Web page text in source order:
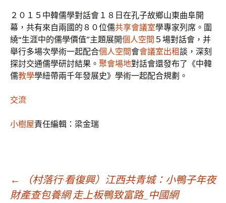
２０１５中韓儒學對話會１８日在孔子故鄉山東曲阜開
幕，共有來自兩國的８０位儒共享會議室學專家列席。圍
繞“生涯中的儒學價值”主題展開個人空間 ５場對話會，并
舉行多場次學術一起配合個人空間會會議室出租談，深刻
探討交通儒學研討結果。 聚會場地對話會還發布了《中韓
儒教學學紐帶兩千年發展史》學術一起配合規劃。
交流
小樹屋責任編輯：梁金瑞
文
←
（村落行·看復興）江西共青城：小鴨子年夜
財產查包養網 走上板鴨致富路_中國網